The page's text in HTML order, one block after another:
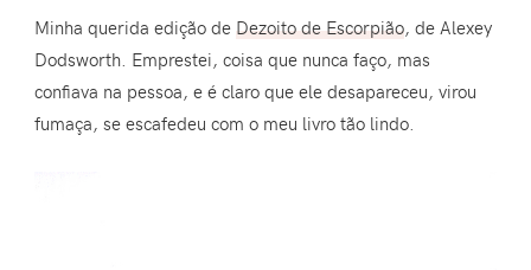
Minha querida edição de Dezoito de Escorpião, de Alexey
Dodsworth. Emprestei, coisa que nunca faço, mas
confiava na pessoa, e é claro que ele desapareceu, virou
fumaça, se escafedeu com o meu livro tão lindo.